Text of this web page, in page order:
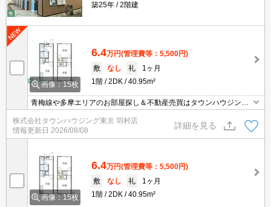
築25年
2階建
画像：15枚
6.4万円(管理費等：5,500円)
敷
なし 礼
1ヶ月
1階
2DK 40.95m²
青梅線や多摩エリアのお部屋探し＆不動産売買はタウンハウジング
羽村店にお任せを！ご来店時無料駐車場ご用意あります！
株式会社タウンハウジング東京 羽村店
情報更新日 2026/08/08
詳細を見る
画像：15枚
6.4万円(管理費等：5,500円)
敷
なし 礼
1ヶ月
1階
2DK 40.95m²